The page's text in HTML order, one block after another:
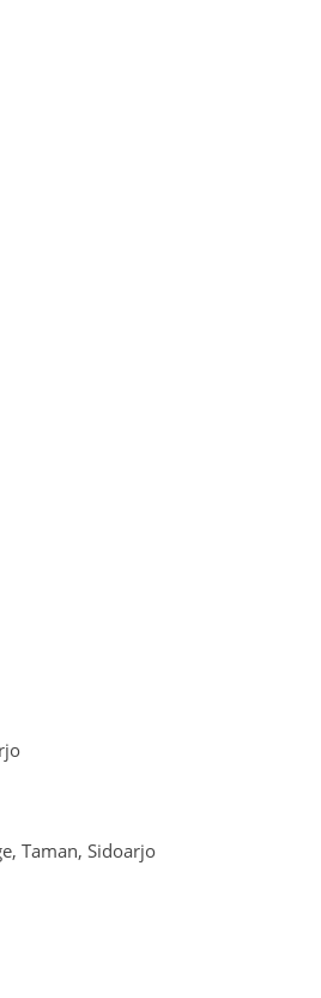
Taman, Sidoarjo